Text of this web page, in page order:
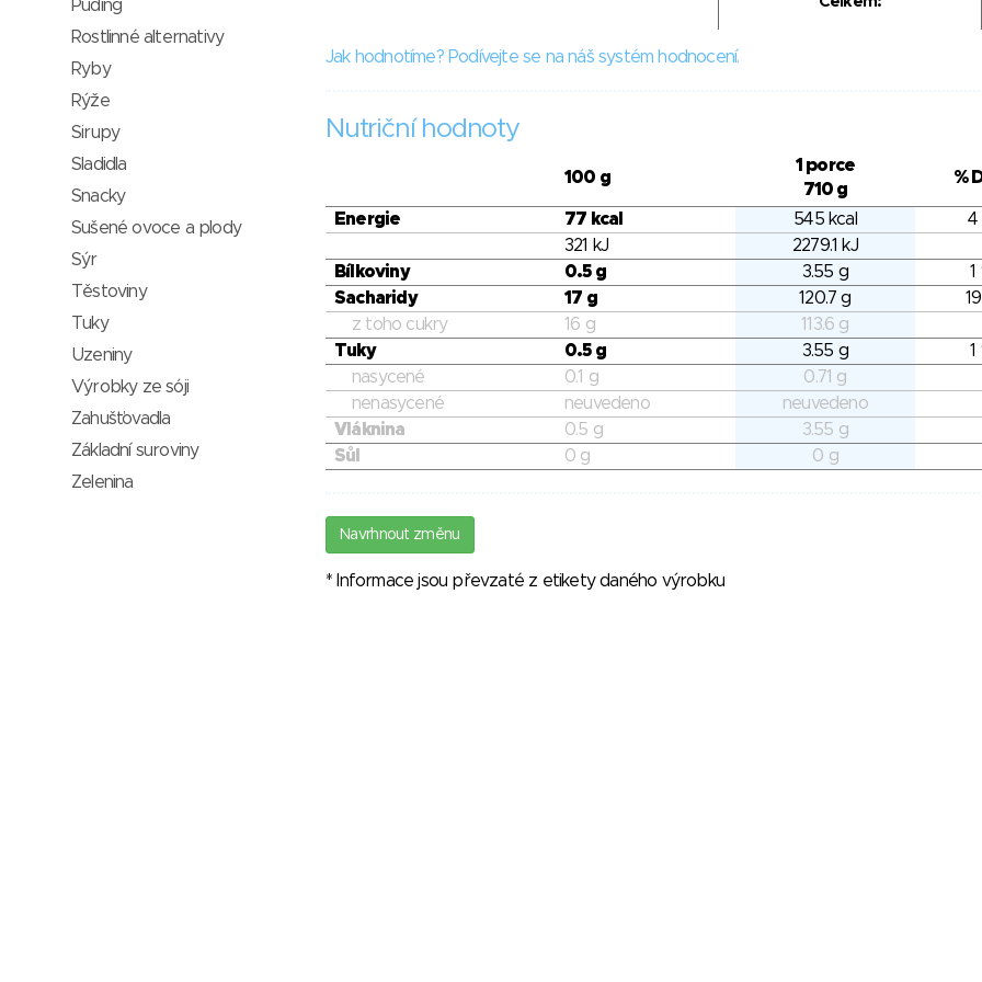
Jak hodnotíme? Podívejte se na náš systém hodnocení.
Nutriční hodnoty
100 g
1 porce
710 g
%
Energie 77 kcal 545 kcal
4
321 kJ
2279.1 kJ
Bílkoviny
0.5 g 3.55 g
1
Sacharidy
17 g 120.7 g
z toho cukry
16 g
113.6 g
Tuky
0.5 g 3.55 g
1
nasycené
0.1 g
0.71 g
nenasycené
neuvedeno
neuvedeno
Vláknina
0.5 g
3.55 g
Sůl
0 g 0 g
Navrhnout změnu
* Informace jsou převzaté z etikety daného výrobku
Puding
Rostlinné alternativy
Ryby
Rýže
Sirupy
Sladidla
Snacky
Sušené ovoce a plody
Sýr
Těstoviny
Tuky
Uzeniny
Výrobky ze sóji
Zahušťovadla
Základní suroviny
Zelenina